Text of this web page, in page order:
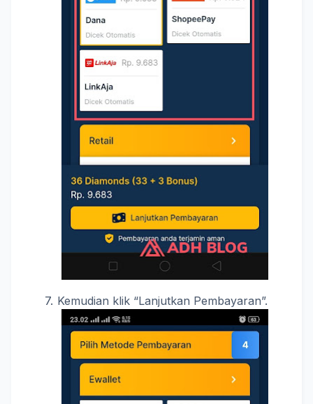
Kemudian klik “Lanjutkan Pembayaran”.